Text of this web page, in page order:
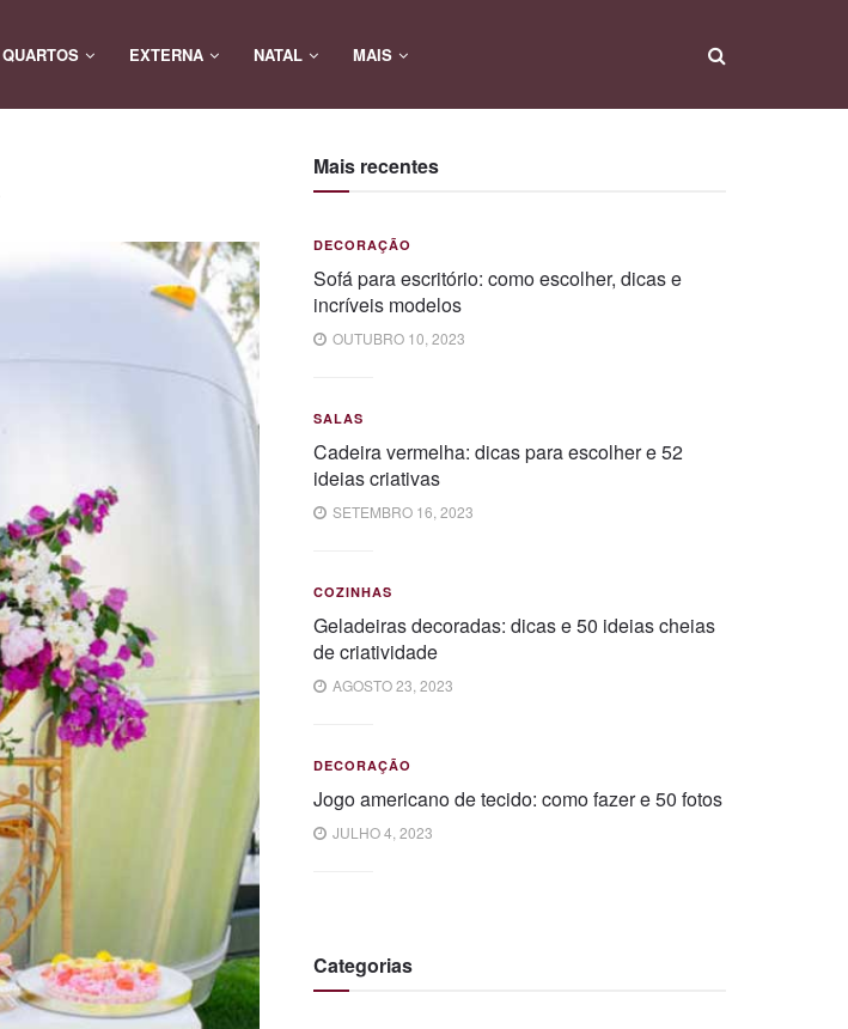
QUARTOS EXTERNA NATAL MAIS
Mais recentes
DECORAÇÃO
Sofá para escritório: como escolher, dicas e
incríveis modelos
OUTUBRO 10, 2023
SALAS
Cadeira vermelha: dicas para escolher e 52
ideias criativas
SETEMBRO 16, 2023
COZINHAS
Geladeiras decoradas: dicas e 50 ideias cheias
de criatividade
AGOSTO 23, 2023
DECORAÇÃO
Jogo americano de tecido: como fazer e 50 fotos
JULHO 4, 2023
Categorias